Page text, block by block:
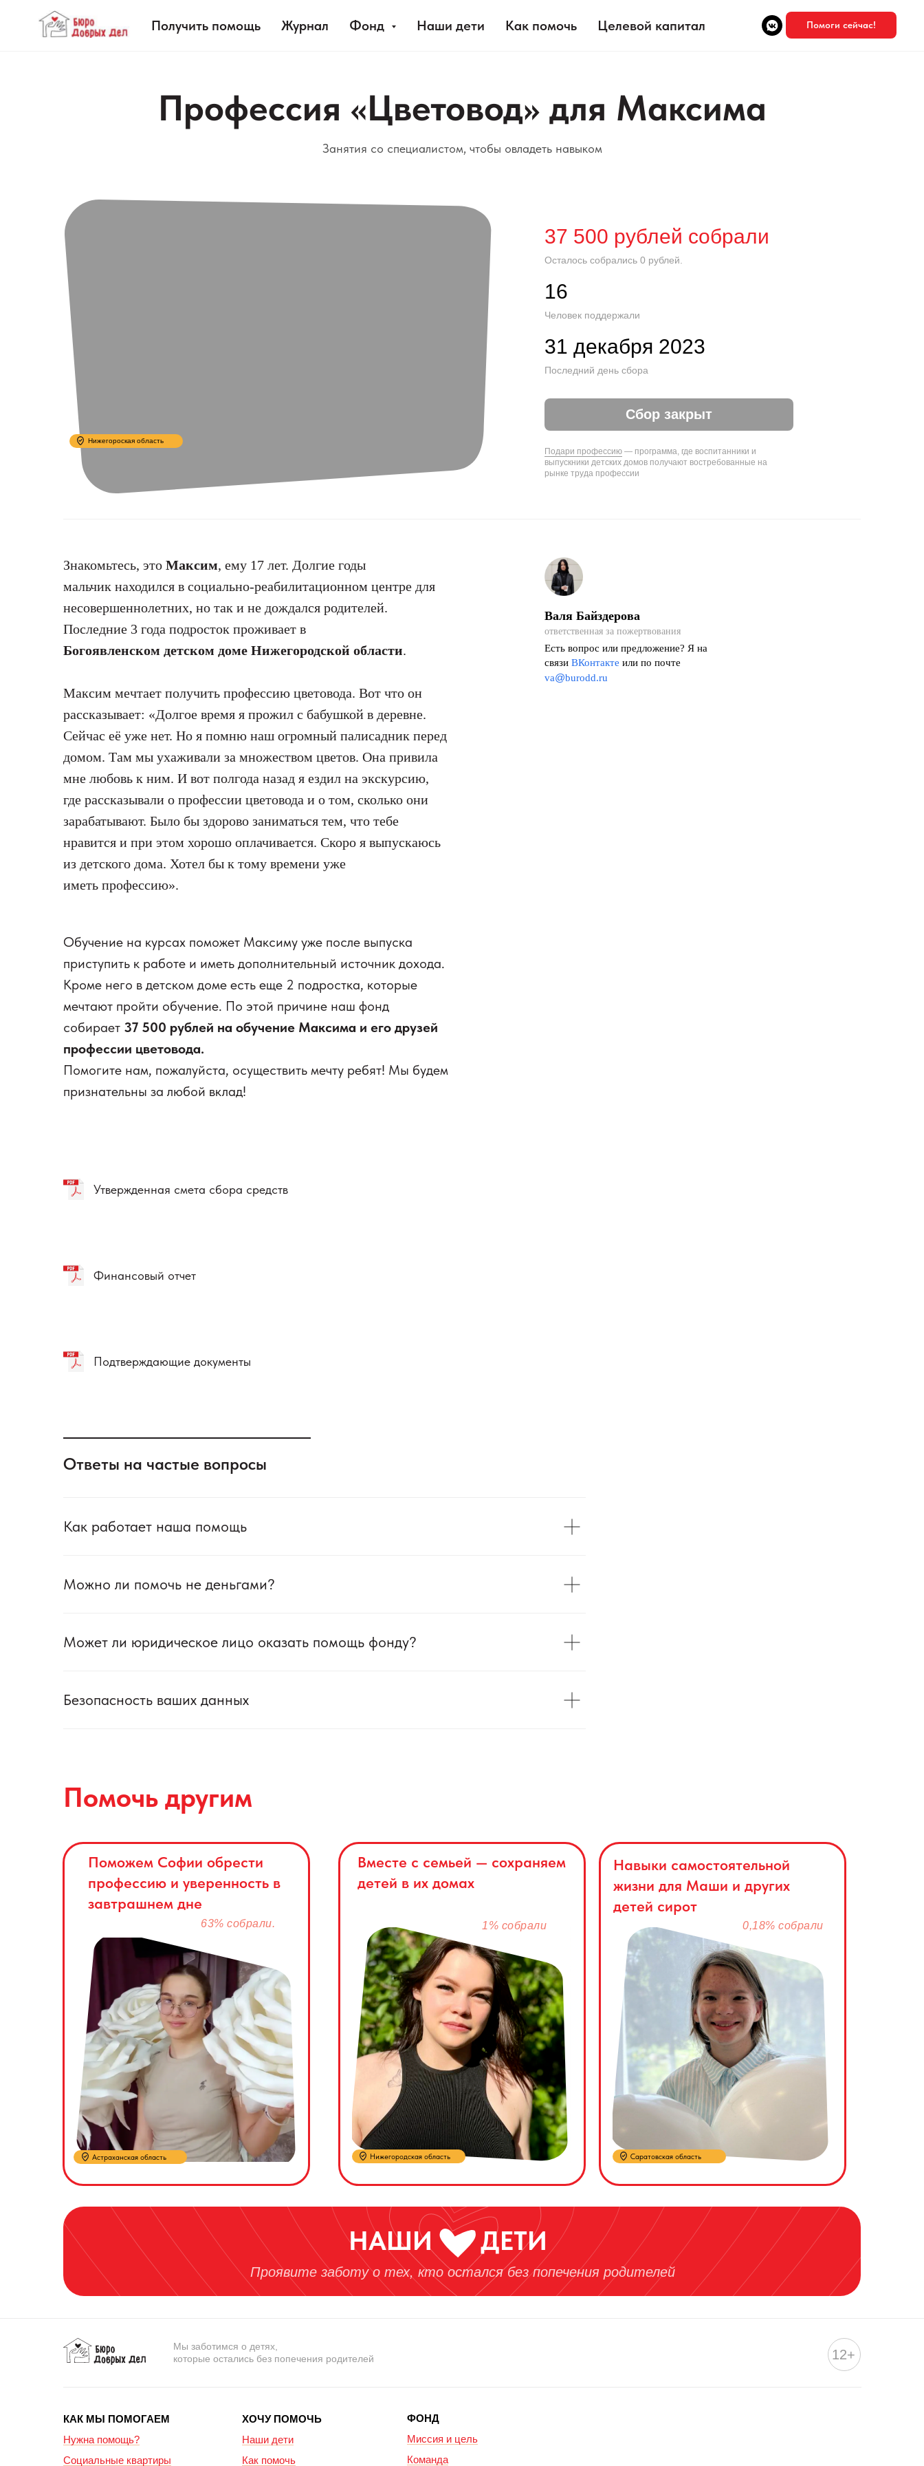
Получить помощь Журнал Фонд Наши дети Как помочь Целевой капитал Помоги сейчас!
Профессия «Цветовод» для Максима
Занятия со специалистом, чтобы овладеть навыком
Нижегороская область
37 500 рублей собрали
Осталось собрались 0 рублей.
Человек поддержали
31 декабря 2023
Последний день сбора
Подари профессию — программа, где воспитанники и
выпускники детских домов получают востребованные на
рынке труда профессии
Сбор закрыт
16
Знакомьтесь, это Максим, ему 17 лет. Долгие годы
мальчик находился в социально-реабилитационном центре для
несовершеннолетних, но так и не дождался родителей.
Последние 3 года подросток проживает в
Богоявленском детском доме Нижегородской области.
Максим мечтает получить профессию цветовода. Вот что он
рассказывает: «Долгое время я прожил с бабушкой в деревне.
Сейчас её уже нет. Но я помню наш огромный палисадник перед
домом. Там мы ухаживали за множеством цветов. Она привила
мне любовь к ним. И вот полгода назад я ездил на экскурсию,
где рассказывали о профессии цветовода и о том, сколько они
зарабатывают. Было бы здорово заниматься тем, что тебе
нравится и при этом хорошо оплачивается. Скоро я выпускаюсь
из детского дома. Хотел бы к тому времени уже
иметь профессию».
Валя Байздерова
ответственная за пожертвования
Есть вопрос или предложение? Я на
связи ВКонтакте или по почте
va@burodd.ru
Обучение на курсах поможет Максиму уже после выпуска
приступить к работе и иметь дополнительный источник дохода.
Кроме него в детском доме есть еще 2 подростка, которые
мечтают пройти обучение. По этой причине наш фонд
собирает 37 500 рублей на обучение Максима и его друзей
профессии цветовода.
Помогите нам, пожалуйста, осуществить мечту ребят! Мы будем
признательны за любой вклад!
Утвержденная смета сбора средств
Финансовый отчет
Подтверждающие документы
Ответы на частые вопросы
Как работает наша помощь
Можно ли помочь не деньгами?
Может ли юридическое лицо оказать помощь фонду?
Безопасность ваших данных
Помочь другим
Поможем Софии обрести
профессию и уверенность в
завтрашнем дне
Нижегородская область
Вместе с семьей — сохраняем
детей в их домах
Проявите заботу о тех, кто остался без попечения родителей
Саратовская область
Навыки самостоятельной
жизни для Маши и других
детей сирот
0,18% собрали
Астраханская область
63% собрали. 1% собрали
НАШИ ДЕТИ
Мы заботимся о детях,
которые остались без попечения родителей
КАК МЫ ПОМОГАЕМ
Нужна помощь?
Социальные квартиры
ХОЧУ ПОМОЧЬ
Наши дети
Как помочь
ФОНД
Миссия и цель
Команда
12+